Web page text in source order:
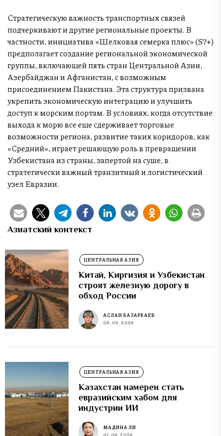
Стратегическую важность транспортных связей
подчеркивают и другие региональные проекты. В
частности, инициатива «Шелковая семерка плюс» (S7+)
предполагает создание региональной экономической
группы, включающей пять стран Центральной Азии,
Азербайджан и Афганистан, с возможным
присоединением Пакистана. Эта структура призвана
укрепить экономическую интеграцию и улучшить
доступ к морским портам. В условиях, когда отсутствие
выхода к морю все еще сдерживает торговые
возможности региона, развитие таких коридоров, как
«Средний», играет решающую роль в превращении
Узбекистана из страны, запертой на суше, в
стратегически важный транзитный и логистический
узел Евразии.
Азиатский контекст
ЦЕНТРАЛЬНАЯ АЗИЯ
Китай, Киргизия и Узбекистан
строят железную дорогу в
обход России
АСЛАН БАЗАРБАЕВ
06.08.2026
ЦЕНТРАЛЬНАЯ АЗИЯ
Казахстан намерен стать
евразийским хабом для
индустрии ИИ
МАДИНА ЛИ